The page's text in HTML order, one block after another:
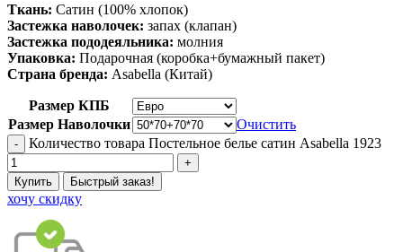
Ткань: Сатин (100% хлопок)
Застежка наволочек: запах (клапан)
Застежка пододеяльника: молния
Упаковка: Подарочная (коробка+бумажный пакет)
Страна бренда: Asabella (Китай)
Размер КПБ
Размер Наволочки
Очистить
Количество товара Постельное белье сатин Asabella 1923
Купить Быстрый заказ!
хочу скидку